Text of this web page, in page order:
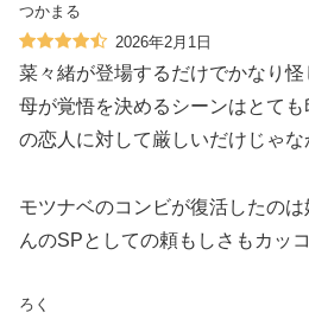
つかまる
2026年2月1日
菜々緒が登場するだけでかなり
母が覚悟を決めるシーンはとて
の恋人に対して厳しいだけじゃな
モツナベのコンビが復活したの
んのSPとしての頼もしさもカッコ
ろく